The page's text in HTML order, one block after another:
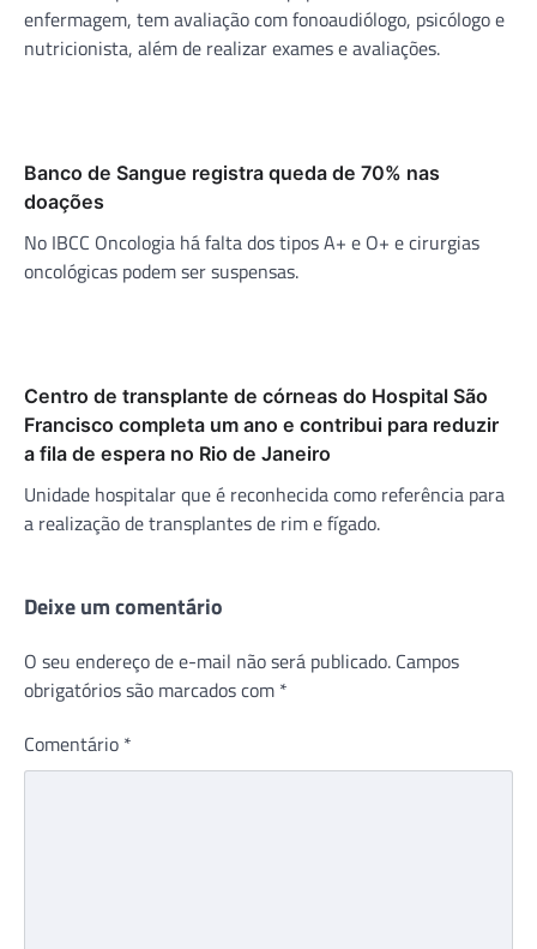
enfermagem, tem avaliação com fonoaudiólogo, psicólogo e
nutricionista, além de realizar exames e avaliações.
Banco de Sangue registra queda de 70% nas
doações
No IBCC Oncologia há falta dos tipos A+ e O+ e cirurgias
oncológicas podem ser suspensas.
Centro de transplante de córneas do Hospital São
Francisco completa um ano e contribui para reduzir
a fila de espera no Rio de Janeiro
Unidade hospitalar que é reconhecida como referência para
a realização de transplantes de rim e fígado.
Deixe um comentário
O seu endereço de e-mail não será publicado. Campos
obrigatórios são marcados com *
Comentário *